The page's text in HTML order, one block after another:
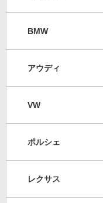
BMW
アウディ
VW
ポルシェ
レクサス